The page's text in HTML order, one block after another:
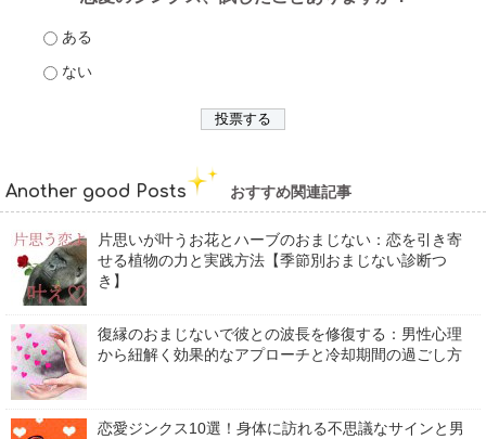
ある
ない
Another good Posts おすすめ関連記事
片思いが叶うお花とハーブのおまじない：恋を引き寄
せる植物の力と実践方法【季節別おまじない診断つ
き】
復縁のおまじないで彼との波長を修復する：男性心理
から紐解く効果的なアプローチと冷却期間の過ごし方
恋愛ジンクス10選！身体に訪れる不思議なサインと男